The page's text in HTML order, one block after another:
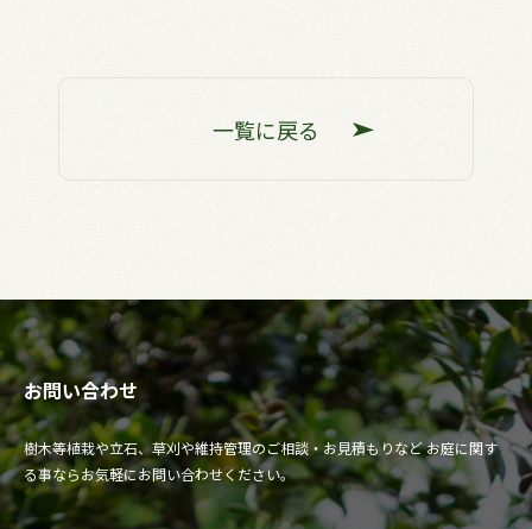
一覧に戻る
お問い合わせ
樹木等植栽や立石、草刈や維持管理のご相談・お見積もりなどお庭に関す
る事ならお気軽にお問い合わせください。